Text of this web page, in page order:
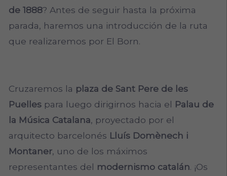
de 1888? Antes de seguir hasta la próxima
parada, haremos una introducción de la ruta
que realizaremos por El Born.
Cruzaremos la plaza de Sant Pere de les
Puellespara luego dirigirnos hacia el Palau de
la Música Catalana, proyectado por el
arquitecto barcelonés Lluís Domènech i
Montaner, uno de los máximos
representantes del modernismo catalán. ¡Os